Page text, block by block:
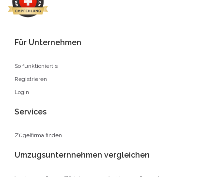
Für Unternehmen
So funktioniert's
Registrieren
Login
Services
Zügelfirma finden
Umzugsunternnehmen vergleichen